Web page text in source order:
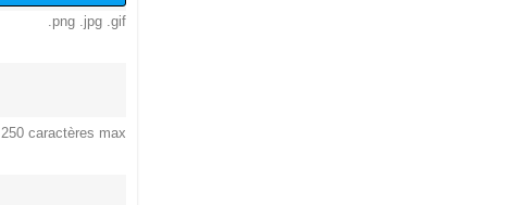
.png .jpg .gif
250 caractères max